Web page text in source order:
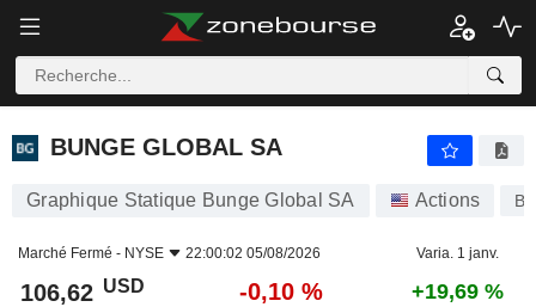
BUNGE GLOBAL SA
BUNGE GLOBAL SA
Graphique Statique Bunge Global SA Actions
Marché Fermé - NYSE 22:00:02 05/08/2026 Varia. 1 janv.
106,62 USD -0,10 % +19,69 %